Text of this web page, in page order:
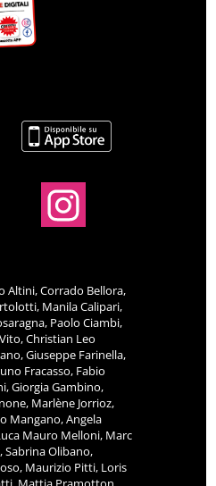
Altini, Corrado Bellora,
Manila Calipari,
Paolo Ciambi,
Christian Leo
Giuseppe Farinella,
Fracasso, Fabio
Giorgia Gambino,
Marlène Jorrioz,
Mangano, Angela
Mauro Melloni, Marc
Olibano,
Maurizio Pitti, Loris